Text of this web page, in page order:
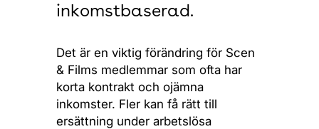
inkomstbaserad.
Det är en viktig förändring för Scen
& Films medlemmar som ofta har
korta kontrakt och ojämna
inkomster. Fler kan få rätt till
ersättning under arbetslösa